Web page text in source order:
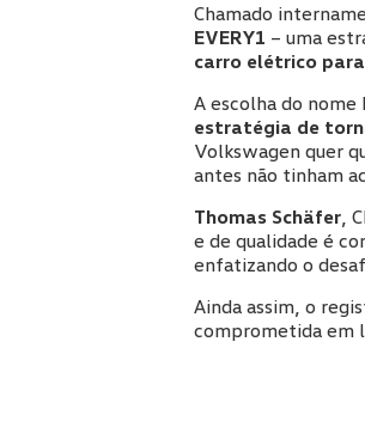
Chamado
EVERY1 – uma
carro elétrico
A escolha do nome
estratégia de
Volkswagen quer
antes não tinham
Thomas Schäfer,
e de qualidade é
enfatizando o
Ainda assim, o
comprometida em